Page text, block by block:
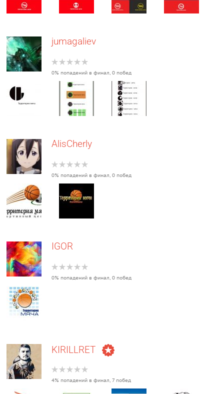
jumagaliev
0% попадений в финал, 0 побед
AlisCherly
0% попадений в финал, 0 побед
IGOR
0% попадений в финал, 0 побед
KIRILLRET
4% попадений в финал, 7 побед